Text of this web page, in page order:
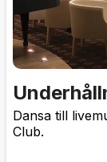
Dansa till
Club.